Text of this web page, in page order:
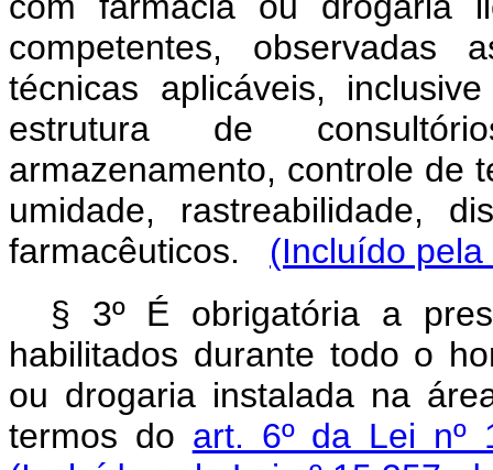
competentes, observadas
técnicas aplicáveis,
estrutura de
armazenamento, controle de
umidade, rastreabilidade,
farmacêuticos.
(Incluído
§ 3º É obrigatória a
habilitados durante todo o
ou drogaria instalada na
termos do art. 6º da Lei nº